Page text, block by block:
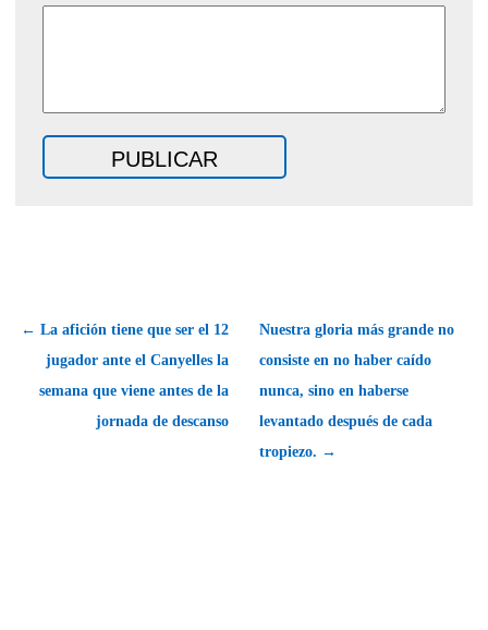
← La afición tiene que ser el 12
jugador ante el Canyelles la
semana que viene antes de la
jornada de descanso
Nuestra gloria más grande no
consiste en no haber caído
nunca, sino en haberse
levantado después de cada
tropiezo. →